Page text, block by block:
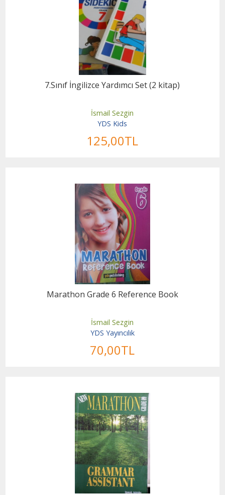
7.Sınıf İngilizce Yardımcı Set (2 kitap)
İsmail Sezgin
YDS Kids
125,00TL
Marathon Grade 6 Reference Book
İsmail Sezgin
YDS Yayıncılık
70,00TL